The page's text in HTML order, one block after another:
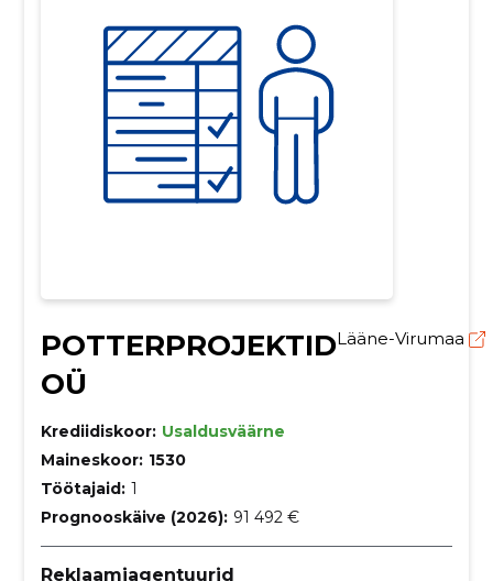
POTTERPROJEKTID
OÜ
Lääne-Virumaa
Krediidiskoor: Usaldusväärne
Maineskoor: 1530
Töötajaid: 1
Prognooskäive (2026): 91 492 €
Reklaamiagentuurid